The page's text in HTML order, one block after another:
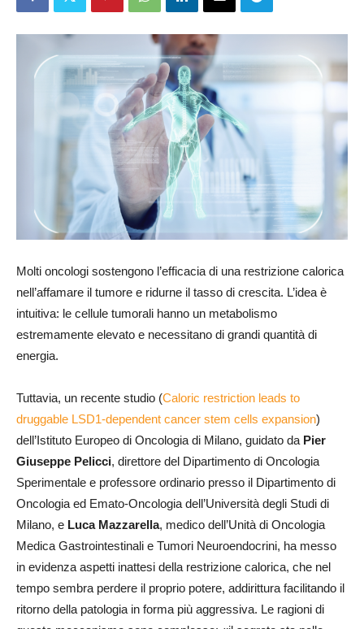
Molti oncologi sostengono l’efficacia di una restrizione calorica
nell’affamare il tumore e ridurne il tasso di crescita. L’idea è
intuitiva: le cellule tumorali hanno un metabolismo
estremamente elevato e necessitano di grandi quantità di
energia.
Tuttavia, un recente studio (Caloric restriction leads to
druggable LSD1-dependent cancer stem cells expansion)
dell’Istituto Europeo di Oncologia di Milano, guidato da Pier
Giuseppe Pelicci, direttore del Dipartimento di Oncologia
Sperimentale e professore ordinario presso il Dipartimento di
Oncologia ed Emato-Oncologia dell’Università degli Studi di
Milano, e Luca Mazzarella, medico dell’Unità di Oncologia
Medica Gastrointestinali e Tumori Neuroendocrini, ha messo
in evidenza aspetti inattesi della restrizione calorica, che nel
tempo sembra perdere il proprio potere, addirittura facilitando il
ritorno della patologia in forma più aggressiva. Le ragioni di